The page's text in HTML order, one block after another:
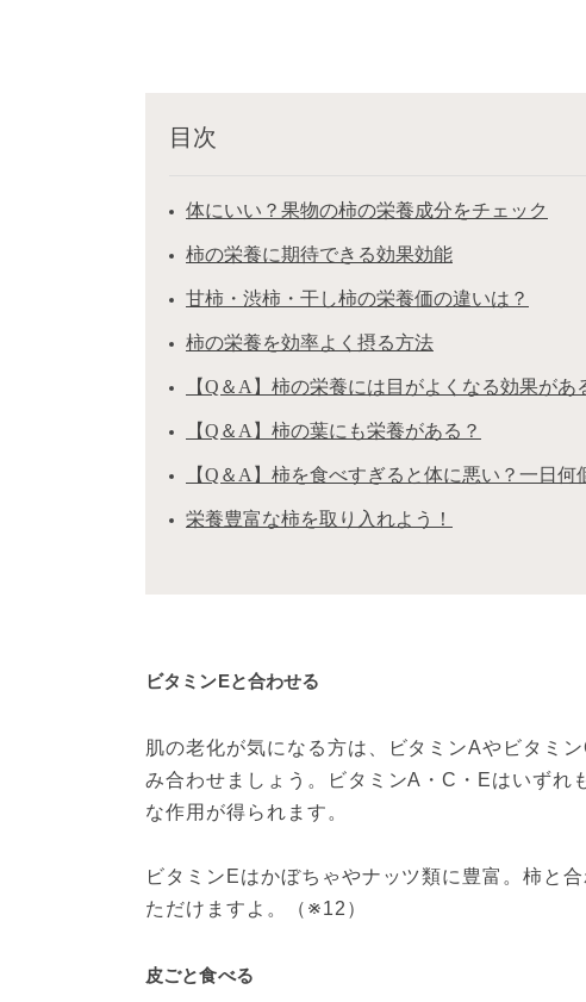
目次
体にいい？果物の柿の栄養成分をチェック
柿の栄養に期待できる効果効能
甘柿・渋柿・干し柿の栄養価の違いは？
柿の栄養を効率よく摂る方法
【Q＆A】柿の栄養には目がよくなる効果があ
【Q＆A】柿の葉にも栄養がある？
【Q＆A】柿を食べすぎると体に悪い？一日何
栄養豊富な柿を取り入れよう！
ビタミンEと合わせる
肌の老化が気になる方は、ビタミンAやビタミ
み合わせましょう。ビタミンA・C・Eはいずれ
な作用が得られます。
ビタミンEはかぼちゃやナッツ類に豊富。柿と
ただけますよ。（※12）
皮ごと食べる